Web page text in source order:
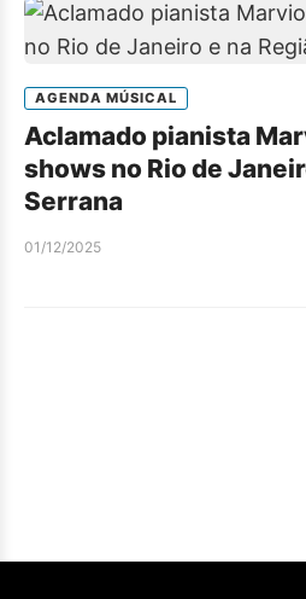
AGENDA MÚSICAL
Aclamado pianista
shows no Rio de
Serrana
01/12/2025